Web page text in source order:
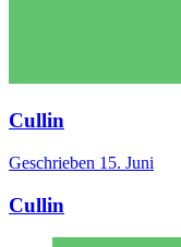
Cullin
Geschrieben 15. Juni
Cullin